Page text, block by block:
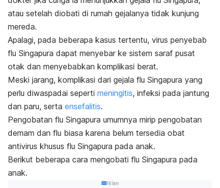
atau setelah diobati di rumah gejalanya tidak kunjung
mereda.
Apalagi, pada beberapa kasus tertentu, virus penyebab
flu Singapura dapat menyebar ke sistem saraf pusat
otak dan menyebabkan komplikasi berat.
Meski jarang, komplikasi dari gejala flu Singapura yang
perlu diwaspadai seperti meningitis, infeksi pada jantung
dan paru, serta ensefalitis.
Pengobatan flu Singapura umumnya mirip pengobatan
demam dan flu biasa karena belum tersedia obat
antivirus khusus flu Singapura pada anak.
Berikut beberapa cara mengobati flu Singapura pada
anak.
Iklan